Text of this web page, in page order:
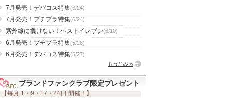
7月発売！デパコス特集(6/24)
7月発売！プチプラ特集(6/24)
紫外線に負けない！ベストイレブン(6/10)
6月発売！プチプラ特集(5/28)
6月発売！デパコス特集(5/27)
もっとみる
ブランドファンクラブ限定プレゼント
【毎月 1・9・17・24日 開催！】